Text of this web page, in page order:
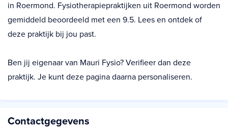
in Roermond. Fysiotherapiepraktijken uit Roermond worden
gemiddeld beoordeeld met een 9.5. Lees en ontdek of
deze praktijk bij jou past.
Ben jij eigenaar van Mauri Fysio? Verifieer dan deze
praktijk. Je kunt deze pagina daarna personaliseren.
Contactgegevens